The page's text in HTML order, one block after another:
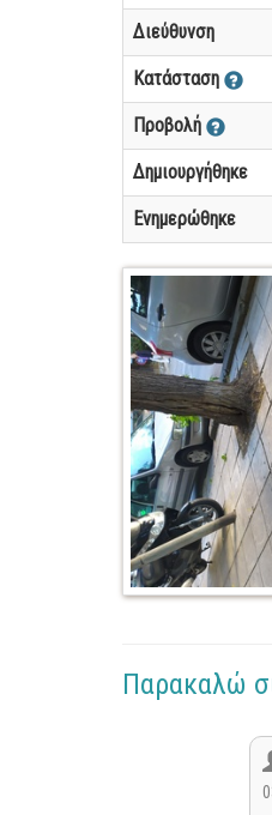
Διεύθυνση
Κατάσταση
Προβολή
Δημιουργήθηκε
Ενημερώθηκε
Παρακαλώ